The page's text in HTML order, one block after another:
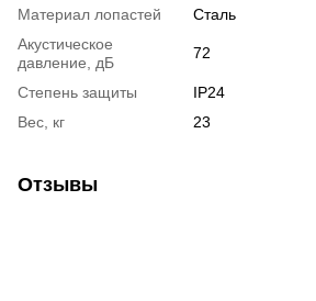
Материал лопастей
Сталь
Акустическое
давление, дБ
72
Степень защиты
IP24
Вес, кг
23
Отзывы